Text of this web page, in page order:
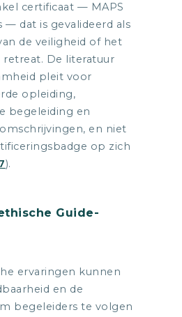
certificaat — MAPS
— dat is gevalideerd als
de veiligheid of het
retreat. De literatuur
pleit voor
opleiding,
begeleiding en
en niet
op zich
).
Guide-
ervaringen kunnen
en de
begeleiders te volgen